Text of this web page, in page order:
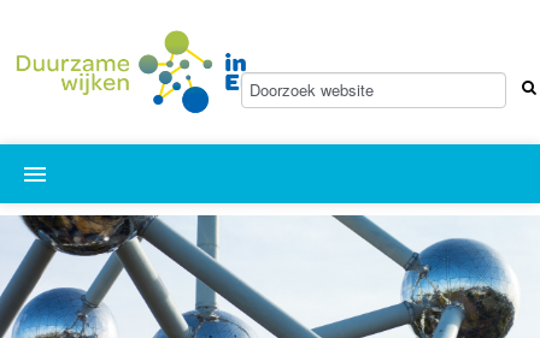
Nieuws
Agenda
Samenwerken in Europa